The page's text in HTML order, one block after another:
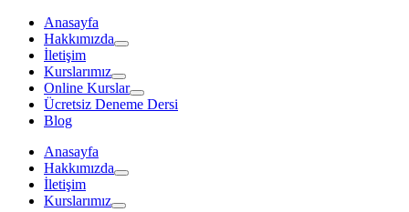
Anasayfa
Hakkımızda
İletişim
Kurslarımız
Online Kurslar
Ücretsiz Deneme Dersi
Blog
Anasayfa
Hakkımızda
İletişim
Kurslarımız